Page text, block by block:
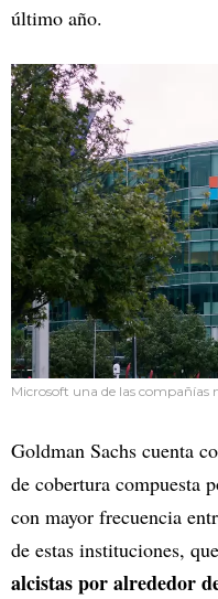
último año.
Microsoft una de las compañías
Goldman Sachs cuenta
de cobertura compuesta
con mayor frecuencia
de estas instituciones, que
alcistas por alrededor